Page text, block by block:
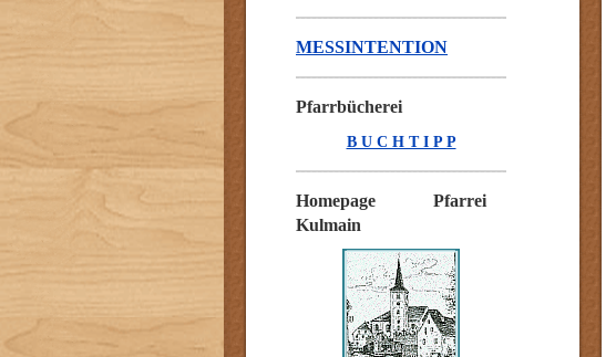
MESSINTENTION
Pfarrbücherei
B U C H T I P P
Homepage Pfarrei
Kulmain